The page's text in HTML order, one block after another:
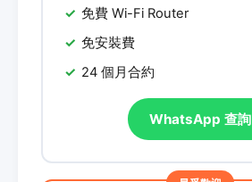
免費 Wi-Fi Router
免安裝費
24 個月合約
WhatsApp 查詢